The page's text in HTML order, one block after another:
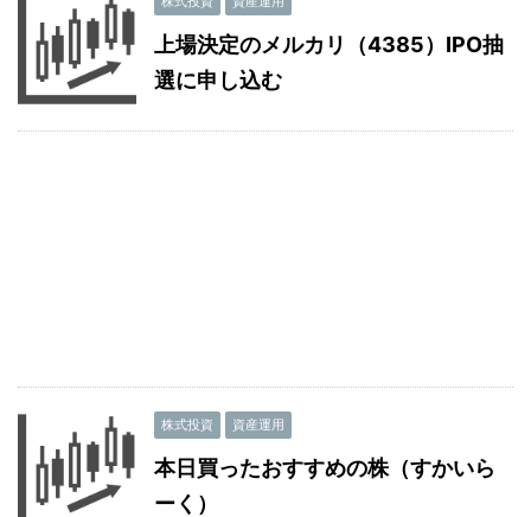
上場決定のメルカリ（4385）IPO抽
選に申し込む
株式投資 資産運用
本日買ったおすすめの株（すかいら
ーく）